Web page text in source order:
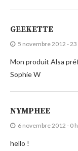
GEEKETTE
5 novembre 2012 - 23
Mon produit Alsa
Sophie W
NYMPHEE
6 novembre 2012 - 0
hello !